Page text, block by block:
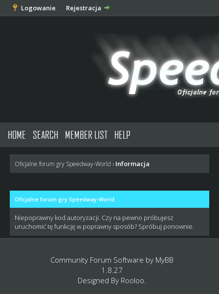
Logowanie Rejestracja
HOME SEARCH MEMBER LIST HELP
Oficjalne forum gry Speedway-World › Informacja
Oficjalne forum gry Speedway-World
Niepoprawny kod autoryzacji. Czy na pewno próbujesz
uruchomić tę funkcję w poprawny sposób? Spróbuj ponownie.
Community Forum Software by MyBB
1.8.27
Designed By Rooloo.